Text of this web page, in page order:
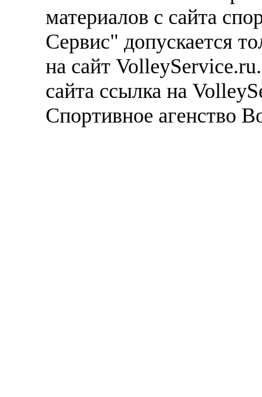
материалов с сайта
Сервис" допускается
на сайт
сайта ссылка на
Спортивное агенство